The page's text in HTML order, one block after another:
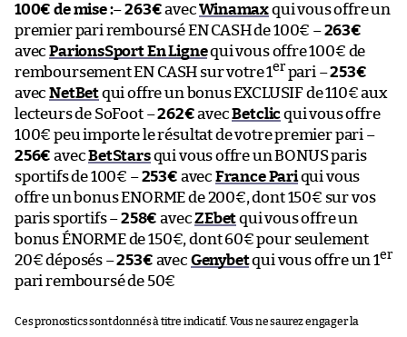
100€ de mise :–263€avecWinamaxqui vous offre un
premier pari remboursé EN CASH de 100€ –263€
avecParionsSport En Lignequi vous offre 100€ de
remboursement EN CASH sur votre 1er pari –253€
avecNetBetqui offre un bonus EXCLUSIF de 110€ aux
lecteurs de SoFoot –262€avecBetclicqui vous offre
100€ peu importe le résultat de votre premier pari –
256€ avecBetStarsqui vous offre un BONUS paris
sportifs de 100€ –253€ avec France Pariqui vous
offre un bonus ENORME de 200€, dont 150€ sur vos
paris sportifs –258€ avecZEbetqui vous offre un
bonus ÉNORME de 150€, dont 60€ pour seulement
20€ déposés –253€ avec Genybetqui vous offre un 1er
pari remboursé de 50€
Ces pronostics sont donnés à titre indicatif. Vous ne saurez engager la